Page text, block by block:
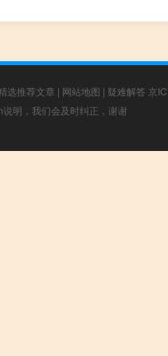
选推荐文章 | 网站地图 | 疑难解答 京
明，我们会及时纠正，谢谢